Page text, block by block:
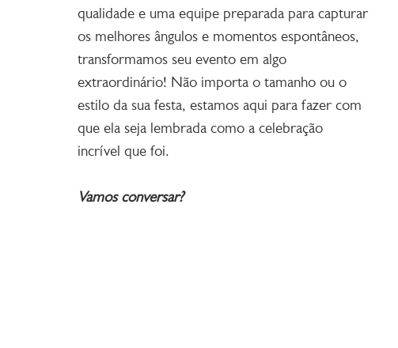
qualidade e uma equipe preparada para capturar
os melhores ângulos e momentos espontâneos,
transformamos seu evento em algo
extraordinário! Não importa o tamanho ou o
estilo da sua festa, estamos aqui para fazer com
que ela seja lembrada como a celebração
incrível que foi.
Vamos conversar?